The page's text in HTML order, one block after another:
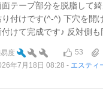
面テープ部分を脱脂して
り付けです(^-^) 下穴を開
付けて完成です♪ 反対側も
度 53
年7月18日 08:28
エスティ